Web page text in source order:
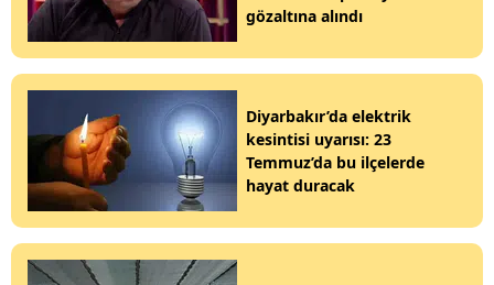
gözaltına alındı
Diyarbakır’da elektrik
kesintisi uyarısı: 23
Temmuz’da bu ilçelerde
hayat duracak